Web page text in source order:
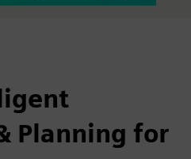
Planning for